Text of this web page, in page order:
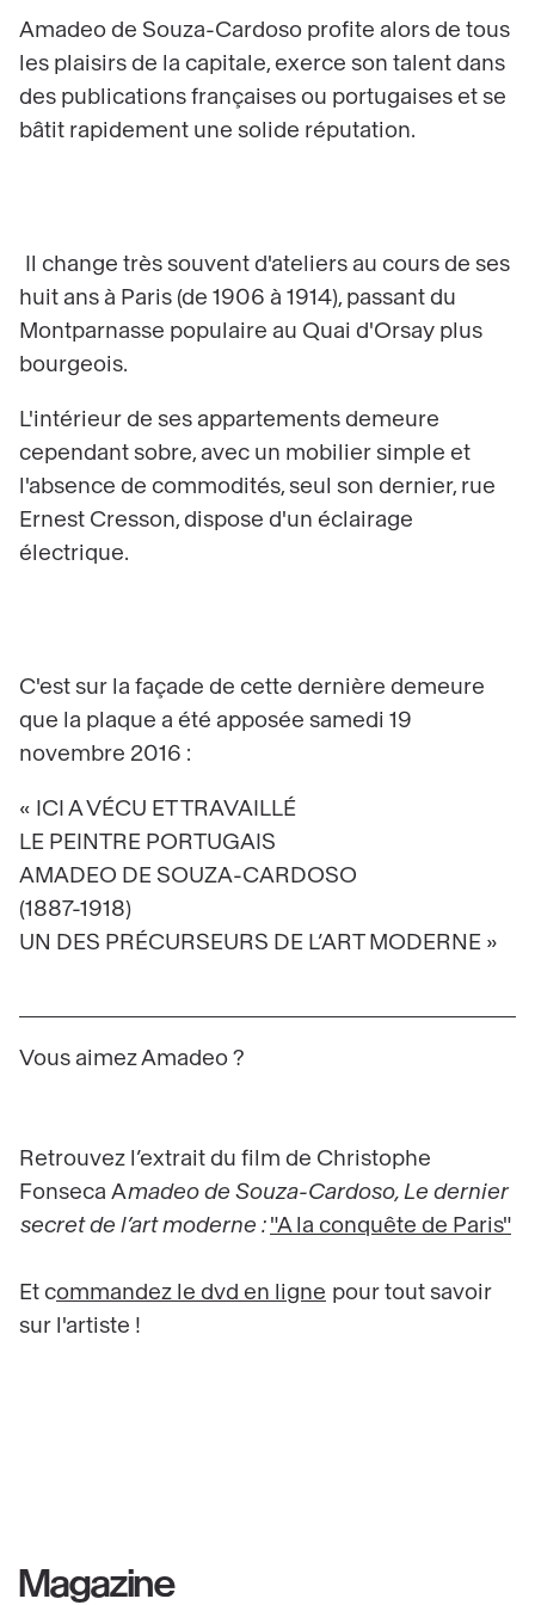
Amadeo de Souza-Cardoso profite alors de tous
les plaisirs de la capitale, exerce son talent dans
des publications françaises ou portugaises et se
bâtit rapidement une solide réputation.
Il change très souvent d'ateliers au cours de ses
huit ans à Paris (de 1906 à 1914), passant du
Montparnasse populaire au Quai d'Orsay plus
bourgeois.
L'intérieur de ses appartements demeure
cependant sobre, avec un mobilier simple et
l'absence de commodités, seul son dernier, rue
Ernest Cresson, dispose d'un éclairage
électrique.
C'est sur la façade de cette dernière demeure
que la plaque a été apposée samedi 19
novembre 2016 :
« ICI A VÉCU ET TRAVAILLÉ
LE PEINTRE PORTUGAIS
AMADEO DE SOUZA-CARDOSO
(1887-1918)
UN DES PRÉCURSEURS DE L’ART MODERNE »
Vous aimez Amadeo ?
Retrouvez l’extrait du film de Christophe
Fonseca Amadeo de Souza-Cardoso, Le dernier
secret de l’art moderne : "A la conquête de Paris"
Et commandez le dvd en ligne pour tout savoir
sur l'artiste !
Magazine